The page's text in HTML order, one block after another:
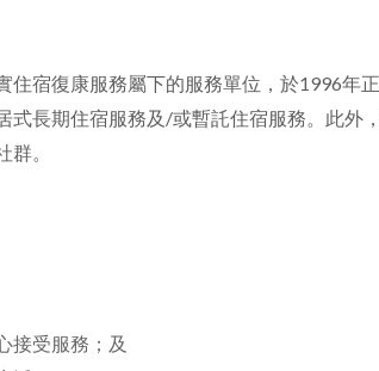
住宿復康服務屬下的服務單位，於1996年
式長期住宿服務及 /或暫託住宿服務。此外
。
接受服務；及